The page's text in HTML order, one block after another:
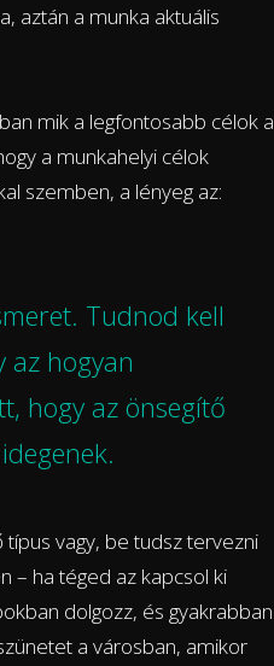
aztán a munka aktuális
mik a legfontosabb célok a
a munkahelyi célok
szemben, a lényeg az:
Tudnod kell
az hogyan
hogy az önsegítő
vagy, be tudsz tervezni
– ha téged az kapcsol ki
dolgozz, és gyakrabban
a városban, amikor